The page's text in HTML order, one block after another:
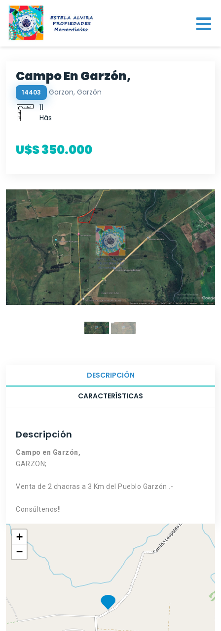
Campo En Garzón,
14403
Garzon, Garzón
11
Hás
U$S 350.000
DESCRIPCIÓN
CARACTERÍSTICAS
Descripción
Campo en Garzón,
GARZON;
Venta de 2 chacras a 3 Km del Pueblo Garzón .-
Consúltenos!!
+
−